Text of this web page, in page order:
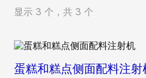
显示 3 个，共 3 个
蛋糕和糕点侧面配料注射